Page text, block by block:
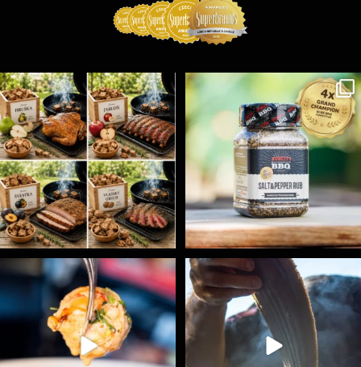
Udící špalíky - BORN TO SMOKE - různé druhy k...
1 0
Koření Suncity – autentická BBQ chuť u vás doma!...
1 0
Spoustu podobných triků, které vám usnadní nejenom...
9 0
Ryba na grilu je opravdu rychlá, a stejně tak...